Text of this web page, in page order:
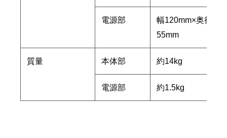
電源部
幅120mm×奥行
55mm
質量 本体部 約14kg
電源部 約1.5kg